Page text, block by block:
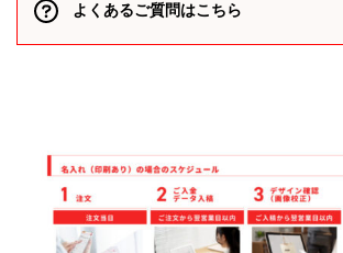
よくあるご質問はこちら